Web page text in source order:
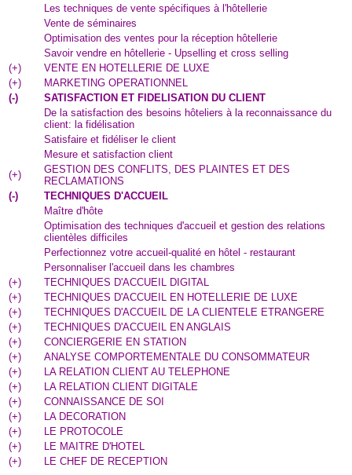
Les techniques de vente spécifiques à l'hôtellerie
Vente de séminaires
Optimisation des ventes pour la réception hôtellerie
Savoir vendre en hôtellerie - Upselling et cross selling
(+)
VENTE EN HOTELLERIE DE LUXE
(+)
MARKETING OPERATIONNEL
(-)
SATISFACTION ET FIDELISATION DU CLIENT
De la satisfaction des besoins hôteliers à la reconnaissance du
client: la fidélisation
Satisfaire et fidéliser le client
Mesure et satisfaction client
(+)
GESTION DES CONFLITS, DES PLAINTES ET DES
RECLAMATIONS
(-)
TECHNIQUES D'ACCUEIL
Maître d'hôte
Optimisation des techniques d'accueil et gestion des relations
clientèles difficiles
Perfectionnez votre accueil-qualité en hôtel - restaurant
Personnaliser l'accueil dans les chambres
(+)
TECHNIQUES D'ACCUEIL DIGITAL
(+)
TECHNIQUES D'ACCUEIL EN HOTELLERIE DE LUXE
(+)
TECHNIQUES D'ACCUEIL DE LA CLIENTELE ETRANGERE
(+)
TECHNIQUES D'ACCUEIL EN ANGLAIS
(+)
CONCIERGERIE EN STATION
(+)
ANALYSE COMPORTEMENTALE DU CONSOMMATEUR
(+)
LA RELATION CLIENT AU TELEPHONE
(+)
LA RELATION CLIENT DIGITALE
(+)
CONNAISSANCE DE SOI
(+)
LA DECORATION
(+)
LE PROTOCOLE
(+)
LE MAITRE D'HOTEL
(+) LE CHEF DE RECEPTION